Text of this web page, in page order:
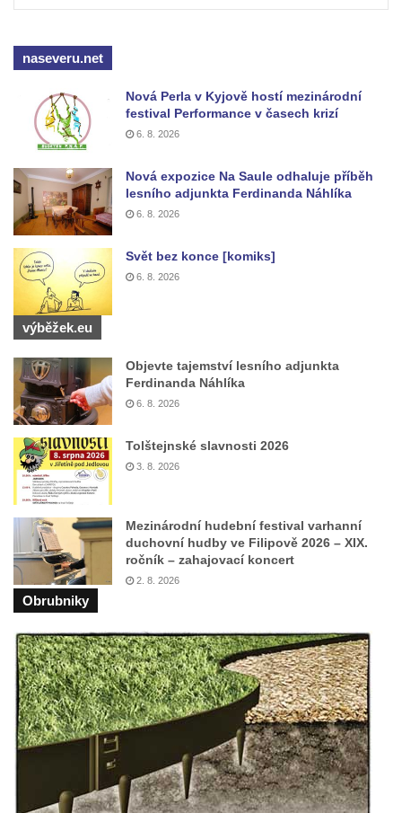
Hrob Aloise Ptáčka na hřbitově v Lužci nad
Hrob Antonína Kostky na hřbitově v Lužci
Hrob Josefa Mikyny na hřbitově v Lužci nad
Vltavou
Hrob Josefa Sýkory na hřbitově v Dobříni
Hrob Antonína Svobody na hřbitově v
Dobříni
Hrob Václava Fujery na hřbitově v Dobříni
Hrob Josefa Zemana na hřbitově v Dobříni
Hrob Jana Panského a Františka Friče na
Hrob rodiny Prosche na hřbitově v Lužici
Hrob rodiny Žemličkovy na hřbitově v Lužici
Hrob rodiny Tropschuh na hřbitově v Lužici
Hrob faráře Josef Ottla na hřbitově v
Hrob rodiny Cífkovy na hřbitově v Kozlech
Hrobka rodiny Fuchs u papírny v České
Kamenici
Hrob Zdeňka Nedvěda na hřbitově ve
Sloupu v Čechách
Hrob Ferdinanda Břetislava Mikovce na
hřbitově ve Sloupu v Čechách
Hrob rodiny Haina na hřbitově v Krásné u
Pěnčína
Hrob rodiny Hübner na hřbitově v Krásné u
Pěnčína
naseveru.net
Nová Perla v Kyjově hostí mezinárodní
festival Performance v časech krizí
6. 8. 2026
Nová expozice Na Saule odhaluje příběh
lesního adjunkta Ferdinanda Náhlíka
6. 8. 2026
Svět bez konce [komiks]
6. 8. 2026
výběžek.eu
Objevte tajemství lesního adjunkta
Ferdinanda Náhlíka
6. 8. 2026
Tolštejnské slavnosti 2026
3. 8. 2026
Mezinárodní hudební festival varhanní
duchovní hudby ve Filipově 2026 – XIX.
ročník – zahajovací koncert
2. 8. 2026
Obrubniky